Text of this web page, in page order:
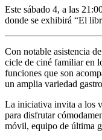
Este sábado 4, a las
donde se exhibirá “El
Con notable asistencia
cicle de ciné familiar en
funciones que son
un amplia variedad
La iniciativa invita a los
para disfrutar
móvil, equipo de última